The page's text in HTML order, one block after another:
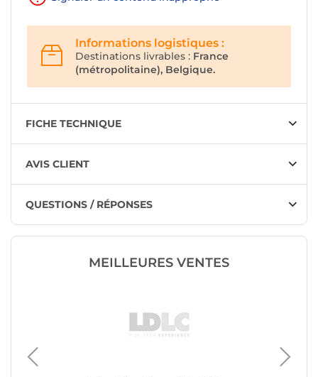
Informations logistiques :
Destinations livrables : France
(métropolitaine), Belgique.
FICHE TECHNIQUE
AVIS CLIENT
QUESTIONS / RÉPONSES
MEILLEURES VENTES